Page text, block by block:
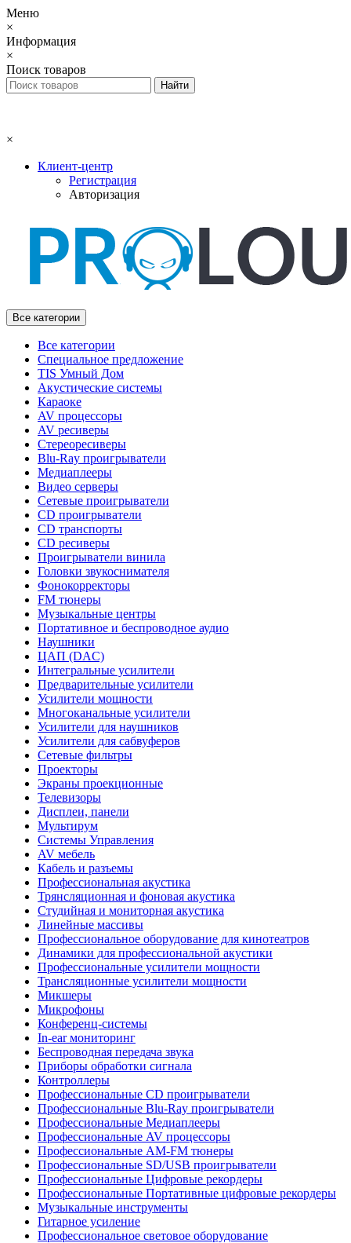
Меню
×
Информация
×
Поиск товаров
×
Клиент-центр
Регистрация
Авторизация
Все категории
Все категории
Специальное предложение
TIS Умный Дом
Акустические системы
Караоке
AV процессоры
AV ресиверы
Стереоресиверы
Blu-Ray проигрыватели
Медиаплееры
Видео серверы
Сетевые проигрыватели
CD проигрыватели
CD транспорты
CD ресиверы
Проигрыватели винила
Головки звукоснимателя
Фонокорректоры
FM тюнеры
Музыкальные центры
Портативное и беспроводное аудио
Наушники
ЦАП (DAC)
Интегральные усилители
Предварительные усилители
Усилители мощности
Многоканальные усилители
Усилители для наушников
Усилители для сабвуферов
Сетевые фильтры
Проекторы
Экраны проекционные
Телевизоры
Дисплеи, панели
Мультирум
Системы Управления
AV мебель
Кабель и разъемы
Профессиональная акустика
Трянсляционная и фоновая акустика
Студийная и мониторная акустика
Линейные массивы
Профессиональное оборудование для кинотеатров
Динамики для профессиональной акустики
Профессиональные усилители мощности
Трансляционные усилители мощности
Микшеры
Микрофоны
Конференц-системы
In-ear мониторинг
Беспроводная передача звука
Приборы обработки сигнала
Контроллеры
Профессиональные СD проигрыватели
Профессиональные Blu-Ray проигрыватели
Профессиональные Медиаплееры
Профессиональные AV процессоры
Профессиональные AM-FM тюнеры
Профессиональные SD/USB проигрыватели
Профессиональные Цифровые рекордеры
Профессиональные Портативные цифровые рекордеры
Музыкальные инструменты
Гитарное усиление
Профессиональное световое оборудование